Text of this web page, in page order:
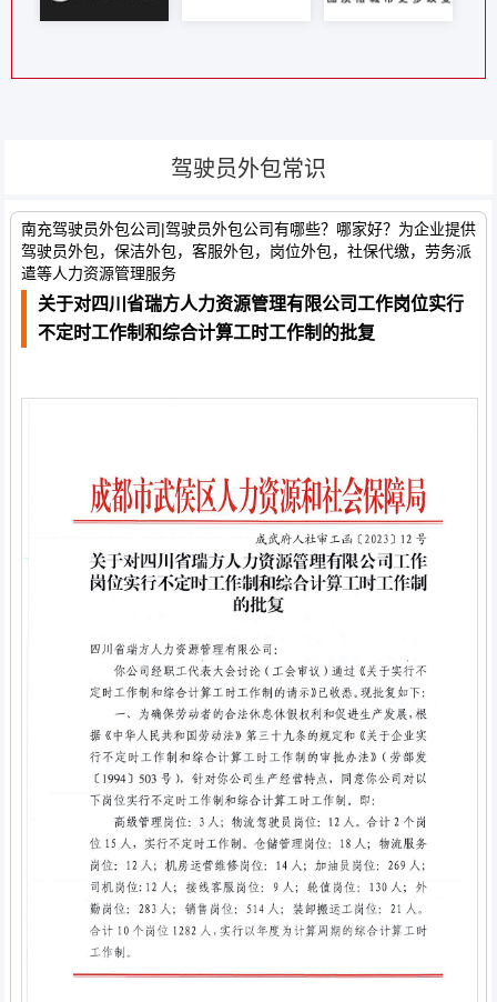
驾驶员外包常识
南充驾驶员外包公司|驾驶员外包公司有哪些？哪家好？为企业提供
驾驶员外包，保洁外包，客服外包，岗位外包，社保代缴，劳务派
遣等人力资源管理服务
关于对四川省瑞方人力资源管理有限公司工作岗位实行
不定时工作制和综合计算工时工作制的批复